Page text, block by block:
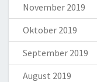
November 2019
Oktober 2019
September 2019
August 2019